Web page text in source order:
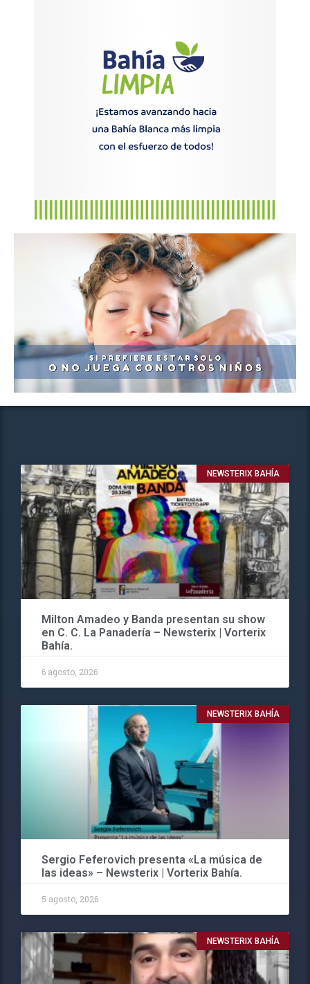
NEWSTERIX BAHÍA
Milton Amadeo y Banda presentan su show
en C. C. La Panadería – Newsterix | Vorterix
Bahía.
6 agosto, 2026
NEWSTERIX BAHÍA
Sergio Feferovich presenta «La música de
las ideas» – Newsterix | Vorterix Bahía.
5 agosto, 2026
NEWSTERIX BAHÍA